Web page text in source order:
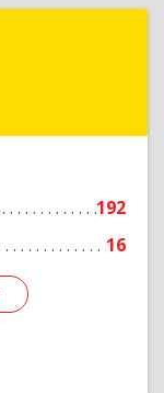
192
16
Подробнее